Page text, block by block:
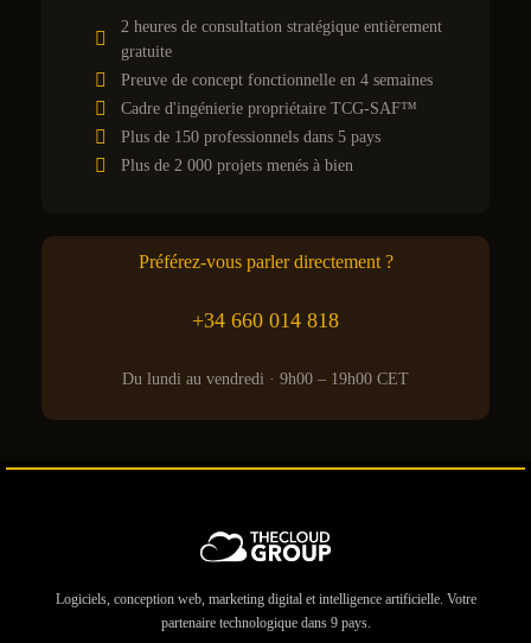
2 heures de consultation stratégique entièrement
gratuite
Preuve de concept fonctionnelle en 4 semaines
Cadre d'ingénierie propriétaire TCG-SAF™
Plus de 150 professionnels dans 5 pays
Plus de 2 000 projets menés à bien
Préférez-vous parler directement ?
+34 660 014 818
Du lundi au vendredi · 9h00 – 19h00 CET
Logiciels, conception web, marketing digital et intelligence artificielle. Votre
partenaire technologique dans 9 pays.